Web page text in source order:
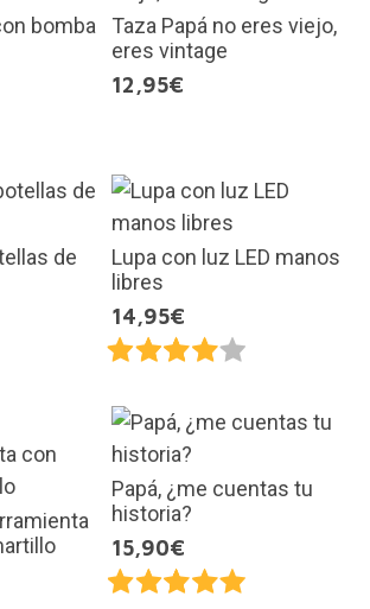
bomba
Taza Papá no eres viejo,
eres vintage
12,95€
de
Lupa con luz LED manos
libres
14,95€
Papá, ¿me cuentas tu
historia?
15,90€